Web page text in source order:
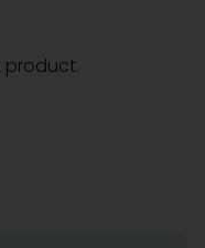
product.